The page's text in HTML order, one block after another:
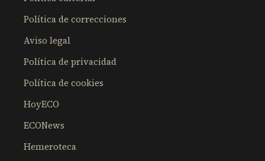
Política de correcciones
Aviso legal
Política de privacidad
Política de cookies
HoyECO
ECONews
Hemeroteca